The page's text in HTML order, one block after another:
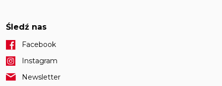
Śledź nas
Facebook
Instagram
Newsletter